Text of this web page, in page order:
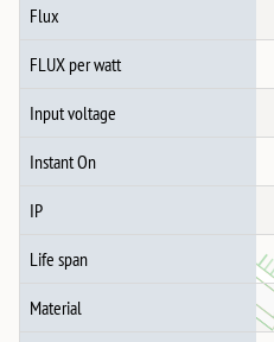
Flux
FLUX per watt
Input voltage
Instant On
IP
Life span
Material